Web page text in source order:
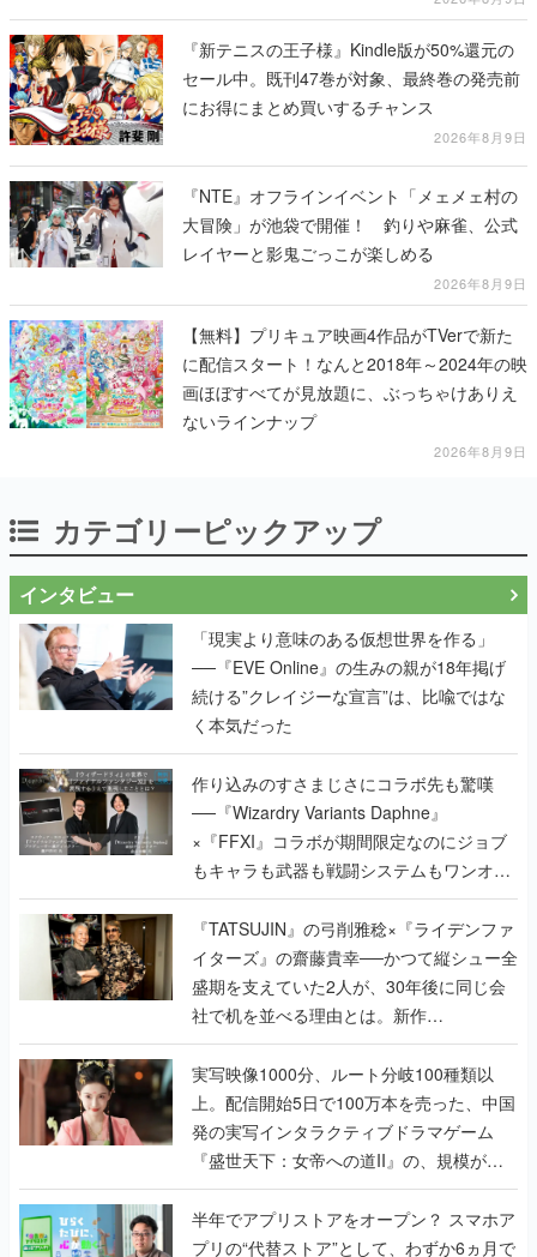
る
『新テニスの王子様』Kindle版が50%還元の
セール中。既刊47巻が対象、最終巻の発売前
にお得にまとめ買いするチャンス
2026年8月9日
『NTE』オフラインイベント「メェメェ村の
大冒険」が池袋で開催！ 釣りや麻雀、公式
レイヤーと影鬼ごっこが楽しめる
2026年8月9日
【無料】プリキュア映画4作品がTVerで新た
に配信スタート！なんと2018年～2024年の映
画ほぼすべてが見放題に、ぶっちゃけありえ
ないラインナップ
2026年8月9日
カテゴリーピックアップ
インタビュー
「現実より意味のある仮想世界を作る」
──『EVE Online』の生みの親が18年掲げ
続ける”クレイジーな宣言”は、比喩ではな
く本気だった
作り込みのすさまじさにコラボ先も驚嘆
──『Wizardry Variants Daphne』
×『FFXI』コラボが期間限定なのにジョブ
もキャラも武器も戦闘システムもワンオフ
で作り込まれた理由を両ディレクターに聞
く
『TATSUJIN』の弓削雅稔×『ライデンファ
イターズ』の齋藤貴幸──かつて縦シュー全
盛期を支えていた2人が、30年後に同じ会
社で机を並べる理由とは。新作
『TATSUJIN EXTREME』で初タッグを組
んだレジェンド2人に訊く開発秘話
実写映像1000分、ルート分岐100種類以
上。配信開始5日で100万本を売った、中国
発の実写インタラクティブドラマゲーム
『盛世天下：女帝への道II』の、規模が違
うこだわりをプロデューサーに聞いた
半年でアプリストアをオープン？ スマホア
プリの“代替ストア”として、わずか6ヵ月で